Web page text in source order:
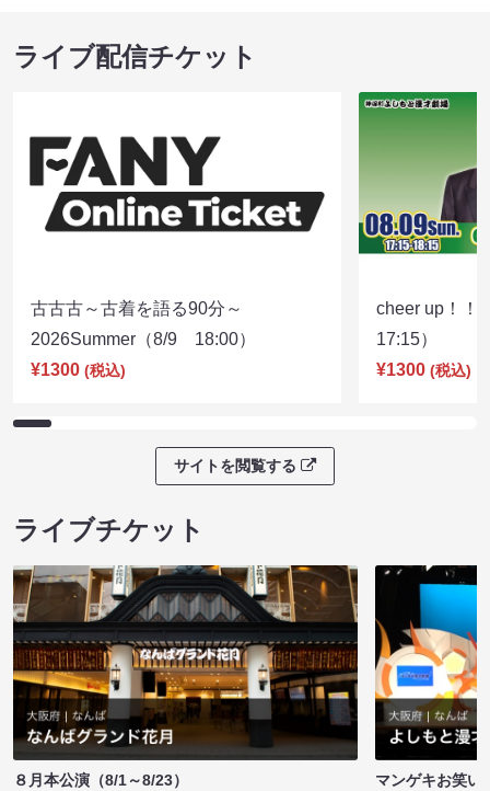
ライブ配信チケット
古古古～古着を語る90分～
2026Summer（8/9 18:00）
¥1300 (税込)
cheer up！
17:15）
¥1300 (税込)
サイトを閲覧する
ライブチケット
８月本公演（8/1～8/23）
マンゲキお笑い